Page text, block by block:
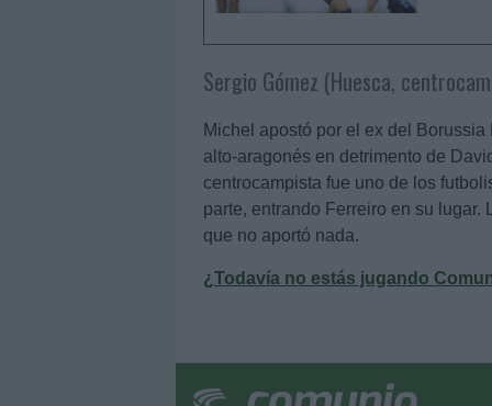
Sergio Gómez (Huesca,
Michel apostó por el ex del
alto-aragonés en detrimento de
centrocampista fue uno de los
parte, entrando Ferreiro en su
que no aportó nada.
¿Todavía no estás jugando